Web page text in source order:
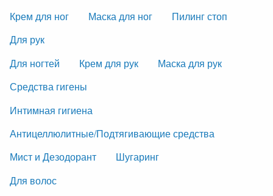
Крем для ног
Маска для ног
Пилинг стоп
Для рук
Для ногтей
Крем для рук
Маска для рук
Средства гигены
Интимная гигиена
Антицеллюлитные/Подтягивающие средства
Мист и Дезодорант
Шугаринг
Для волос